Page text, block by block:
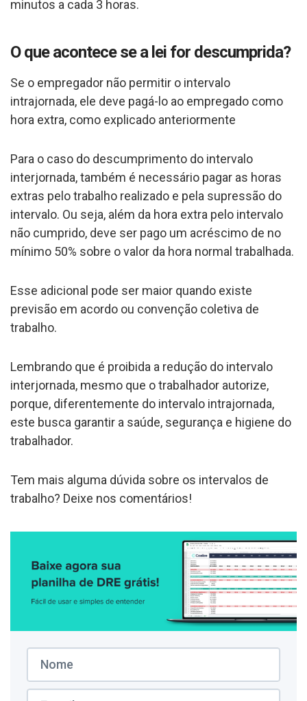
minutos a cada 3 horas.
O que acontece se a lei for descumprida?
Se o empregador não permitir o intervalo
intrajornada, ele deve pagá-lo ao empregado como
hora extra, como explicado anteriormente
Para o caso do descumprimento do intervalo
interjornada, também é necessário pagar as horas
extras pelo trabalho realizado e pela supressão do
intervalo. Ou seja, além da hora extra pelo intervalo
não cumprido, deve ser pago um acréscimo de no
mínimo 50% sobre o valor da hora normal trabalhada.
Esse adicional pode ser maior quando existe
previsão em acordo ou convenção coletiva de
trabalho.
Lembrando que é proibida a redução do intervalo
interjornada, mesmo que o trabalhador autorize,
porque, diferentemente do intervalo intrajornada,
este busca garantir a saúde, segurança e higiene do
trabalhador.
Tem mais alguma dúvida sobre os intervalos de
trabalho? Deixe nos comentários!